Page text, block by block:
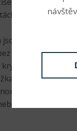
a velikostech.
označení), 2Z
plastem
na vnějším
radiální vůlí se
S, K kuželová